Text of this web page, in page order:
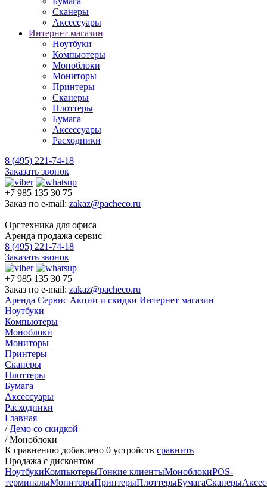
Сканеры
Аксессуары
Интернет магазин
Ноутбуки
Компьютеры
Моноблоки
Мониторы
Принтеры
Сканеры
Плоттеры
Бумага
Аксессуары
Расходники
8 (495) 221-74-18
Заказать звонок
+7 985 135 30 75
Заказ по e-mail: zakaz@pacheco.ru
Оргтехника для офиса
Аренда продажа сервис
8 (495) 221-74-18
Заказать звонок
+7 985 135 30 75
Заказ по e-mail: zakaz@pacheco.ru
Аренда Сервис Акции и скидки Интернет магазин
Ноутбуки
Компьютеры
Моноблоки
Мониторы
Принтеры
Сканеры
Плоттеры
Бумага
Аксессуары
Расходники
Главная
/ Демо со скидкой
/Моноблоки
К сравнению добавлено 0 устройств сравнить
Продажа с дисконтом
НоутбукиКомпьютерыТонкие клиентыМоноблокиPOS-
терминалыМониторыПринтерыПлоттерыБумагаСканеры